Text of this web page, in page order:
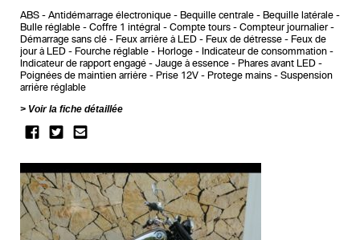
ABS Antidémarrage électronique Bequille centrale
Bequille latérale
Bulle réglable
Coffre 1 intégral Compte tours
Compteur journalier
Démarrage sans clé
Feux arrière à LED Feux de détresse
Feux de
jour à LED
Fourche réglable Horloge
Indicateur de consommation
Indicateur de rapport engagé
Jauge à essence
Phares avant LED
Poignées de maintien arrière
Prise 12V Protege mains
Suspension
arrière réglable
Voir la fiche détaillée